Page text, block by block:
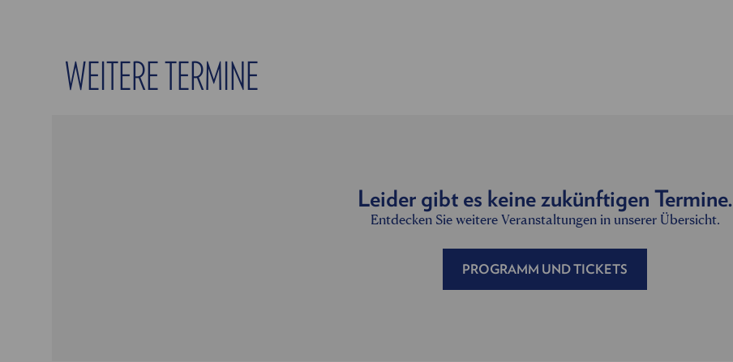
WEITERE TERMINE
Leider gibt es keine zukünftigen Termine.
Entdecken Sie weitere Veranstaltungen in unserer Übersicht.
PROGRAMM UND TICKETS